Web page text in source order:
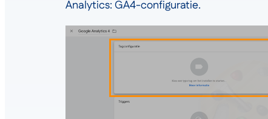
Analytics: GA4-configuratie.